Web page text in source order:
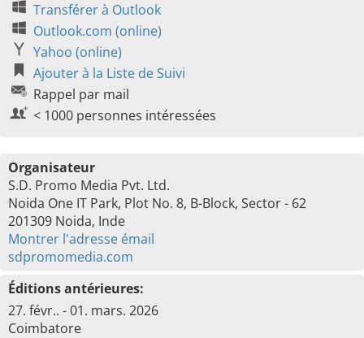
Transférer à Outlook
Outlook.com (online)
Yahoo (online)
Ajouter à la Liste de Suivi
Rappel par mail
< 1000 personnes intéressées
Organisateur
S.D. Promo Media Pvt. Ltd.
Noida One IT Park, Plot No. 8, B-Block, Sector - 62
201309 Noida, Inde
Montrer l'adresse émail
sdpromomedia.com
Éditions antérieures:
27. févr.. - 01. mars. 2026
Coimbatore